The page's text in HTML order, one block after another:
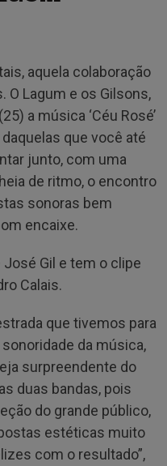
aquela colaboração
O Lagum e os Gilsons,
a música ‘Céu Rosé’
que você até
junto, com uma
de ritmo, o encontro
sonoras bem
encaixe.
Gil e tem o clipe
Calais.
que tivemos para
da música,
surpreendente do
duas bandas, pois
do grande público,
estéticas muito
com o resultado”,